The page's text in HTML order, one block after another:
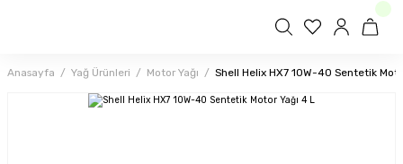
Anasayfa Yağ Ürünleri Motor Yağı Shell Helix HX7 10W-40 Sentetik